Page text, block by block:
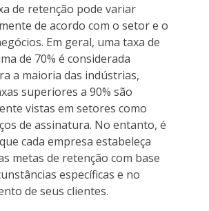
de retenção pode variar
de acordo com o setor e o
Em geral, uma taxa de
de 70% é considerada
a maioria das indústrias,
superiores a 90% são
vistas em setores como
de assinatura. No entanto, é
cada empresa estabeleça
metas de retenção com base
específicas e no
de seus clientes.